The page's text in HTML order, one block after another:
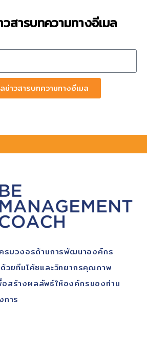
สารบทความทางอีเมล
ข่าวสารบทความทางอีเมล
รบวงจรด้านการพัฒนา​องค์กร​
วยทีมโค้ช​และวิทยากรคุณ​ภาพ​
สร้างผลลัพธ์​ให้องค์กรของท่าน
การ